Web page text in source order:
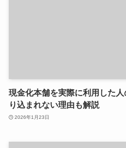
現金化本舗を実際に利用した
り込まれない理由も解説
2026年1月23日